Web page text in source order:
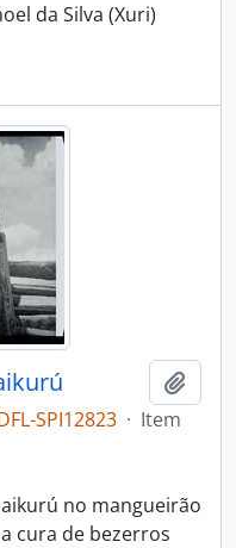
da Silva (Xuri)
SPI12823 · Item
no mangueirão
cura de bezerros